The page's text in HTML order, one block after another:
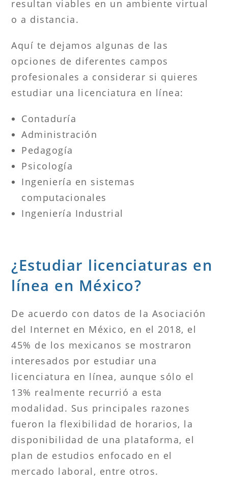
resultan viables en un ambiente virtual
o a distancia.
Aquí te dejamos algunas de las
opciones de diferentes campos
profesionales a considerar si quieres
estudiar una licenciatura en línea:
Contaduría
Administración
Pedagogía
Psicología
Ingeniería en sistemas
computacionales
Ingeniería Industrial
¿Estudiar licenciaturas en
línea en México?
De acuerdo con datos de la Asociación
del Internet en México, en el 2018, el
45% de los mexicanos se mostraron
interesados por estudiar una
licenciatura en línea, aunque sólo el
13% realmente recurrió a esta
modalidad. Sus principales razones
fueron la flexibilidad de horarios, la
disponibilidad de una plataforma, el
plan de estudios enfocado en el
mercado laboral, entre otros.